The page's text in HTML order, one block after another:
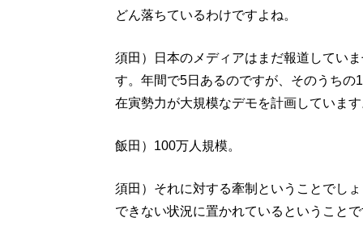
どん落ちているわけですよね。
須田）日本のメディアはまだ報道してい
す。年間で5日あるのですが、そのうち
在寅勢力が大規模なデモを計画していま
飯田）100万人規模。
須田）それに対する牽制ということでし
できない状況に置かれているということ